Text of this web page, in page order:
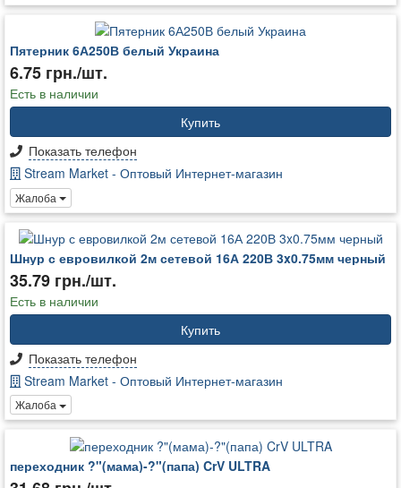
Пятерник 6А250В белый Украина
6.75 грн./шт.
Есть в наличии
Купить
Показать телефон
Stream Market - Оптовый Интернет-магазин
Жалоба
Шнур с евровилкой 2м сетевой 16А 220В 3x0.75мм черный
35.79 грн./шт.
Есть в наличии
Купить
Показать телефон
Stream Market - Оптовый Интернет-магазин
Жалоба
переходник ?"(мама)-?"(папа) CrV ULTRA